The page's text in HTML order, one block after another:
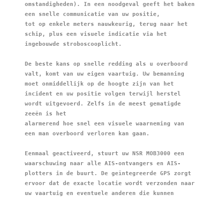
omstandigheden). In een noodgeval geeft het baken
een snelle communicatie van uw positie,
tot op enkele meters nauwkeurig, terug naar het
schip, plus een visuele indicatie via het
ingebouwde stroboscooplicht.
De beste kans op snelle redding als u overboord
valt, komt van uw eigen vaartuig. Uw bemanning
moet onmiddellijk op de hoogte zijn van het
incident en uw positie volgen terwijl herstel
wordt uitgevoerd. Zelfs in de meest gematigde
zeeën is het
alarmerend hoe snel een visuele waarneming van
een man overboord verloren kan gaan.
Eenmaal geactiveerd, stuurt uw NSR MOB3000 een
waarschuwing naar alle AIS-ontvangers en AIS-
plotters in de buurt. De geïntegreerde GPS zorgt
ervoor dat de exacte locatie wordt verzonden naar
uw vaartuig en eventuele anderen die kunnen